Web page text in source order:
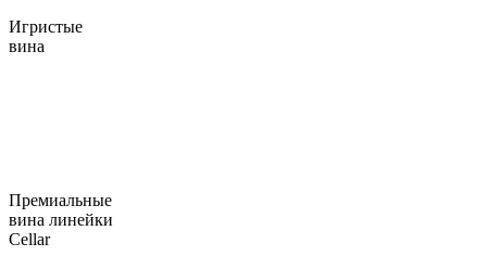
Игристые
вина
Премиальные
вина линейки
Cellar